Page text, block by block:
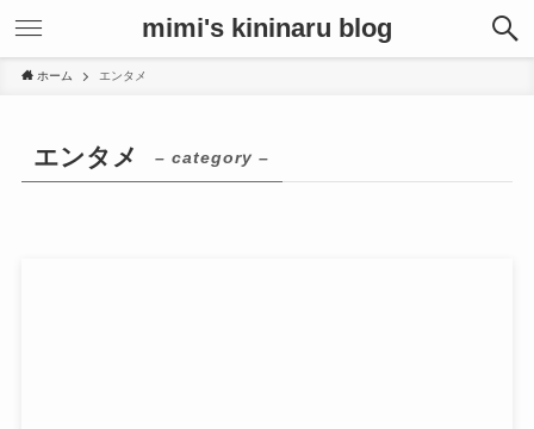
mimi's kininaru blog
ホーム エンタメ
エンタメ – category –